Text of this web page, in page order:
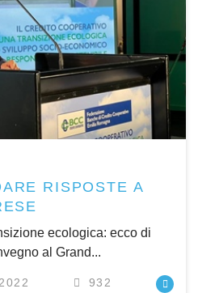
RISPOSTE A
ecologica: ecco di
al Grand...
932